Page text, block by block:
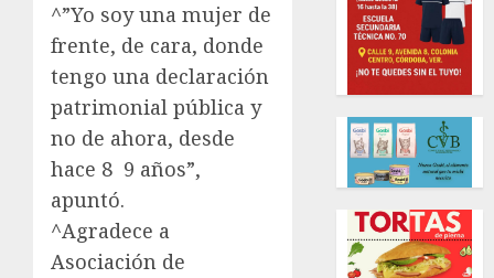
^”Yo soy una mujer de
frente, de cara, donde
tengo una declaración
patrimonial pública y
no de ahora, desde
hace 8 9 años”,
apuntó.
^Agradece a
Asociación de